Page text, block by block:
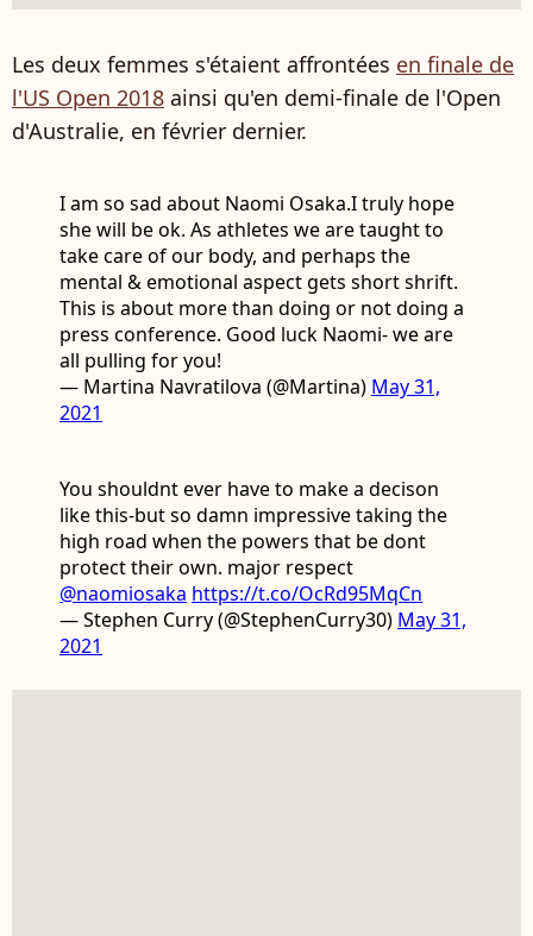
Les deux femmes s'étaient affrontées en finale de
l'US Open 2018 ainsi qu'en demi-finale de l'Open
d'Australie, en février dernier.
I am so sad about Naomi Osaka.I truly hope
she will be ok. As athletes we are taught to
take care of our body, and perhaps the
mental & emotional aspect gets short shrift.
This is about more than doing or not doing a
press conference. Good luck Naomi- we are
all pulling for you!
— Martina Navratilova (@Martina) May 31,
2021
You shouldnt ever have to make a decison
like this-but so damn impressive taking the
high road when the powers that be dont
protect their own. major respect
@naomiosaka https://t.co/OcRd95MqCn
— Stephen Curry (@StephenCurry30) May 31,
2021